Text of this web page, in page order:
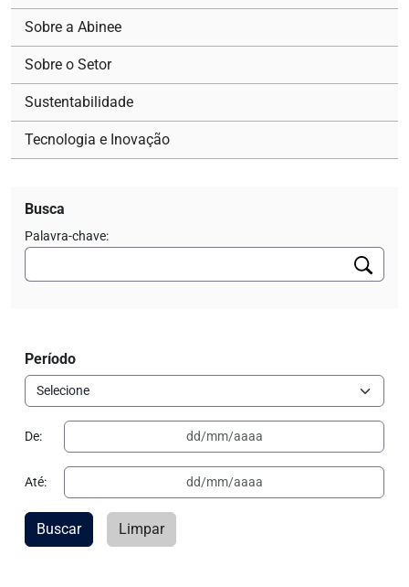
Sobre a Abinee
Sobre o Setor
Sustentabilidade
Tecnologia e Inovação
Busca
Palavra-chave:
Período
De:
Até:
Buscar Limpar